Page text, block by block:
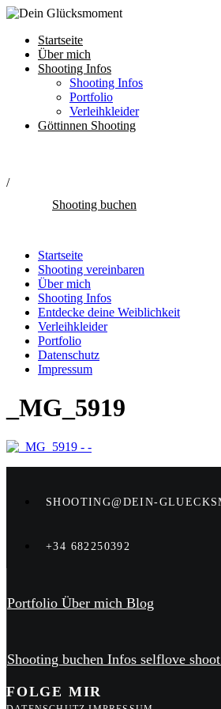
Startseite
Über mich
Shooting Infos
Shooting Infos
Portfolio
Verleihkleider
Göttinnen Shooting
/
Shooting buchen
Startseite
Shooting vereinbaren
Über mich
Shooting Infos
Entdecke deine Weiblichkeit
Verleihkleider
Portfolio
Datenschutz
Impressum
_MG_5919
SHOOTING@DEIN-
+34 682250392
Portfolio Über mich Blog
Shooting buchen Infos selflove shoot
FOLGE MIR